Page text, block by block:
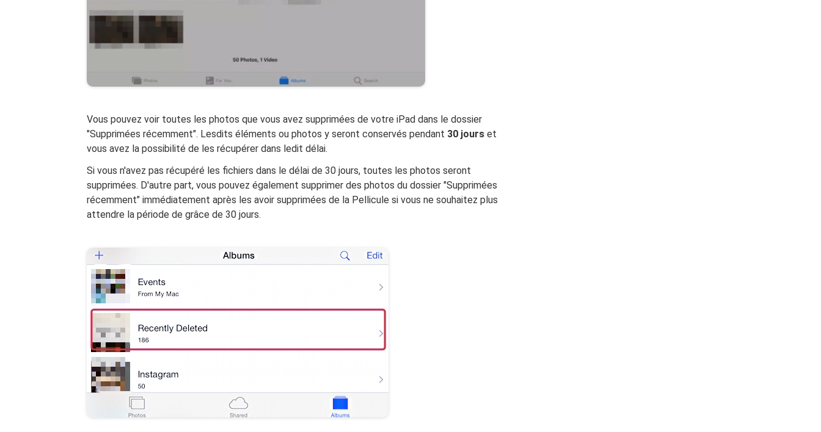
Vous pouvez voir toutes les photos que vous avez supprimées de votre iPad dans le dossier
"Supprimées récemment". Lesdits éléments ou photos y seront conservés pendant 30 jours et
vous avez la possibilité de les récupérer dans ledit délai.
Si vous n'avez pas récupéré les fichiers dans le délai de 30 jours, toutes les photos seront
supprimées. D'autre part, vous pouvez également supprimer des photos du dossier "Supprimées
récemment" immédiatement après les avoir supprimées de la Pellicule si vous ne souhaitez plus
attendre la période de grâce de 30 jours.